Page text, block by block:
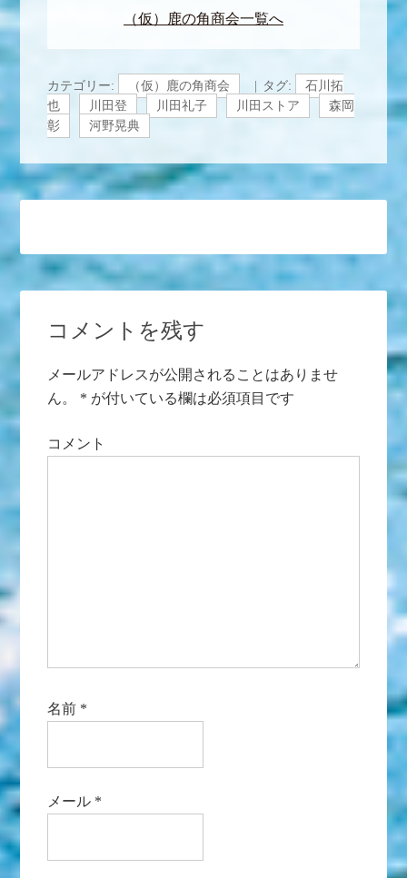
（仮）鹿の角商会一覧へ
カテゴリー: （仮）鹿の角商会 タグ:
石川拓
也
川田登 川田礼子 川田ストア
森岡
彰
河野晃典
コメントを残す
メールアドレスが公開されることはありませ
ん。
* が付いている欄は必須項目です
コメント
名前 *
メール *